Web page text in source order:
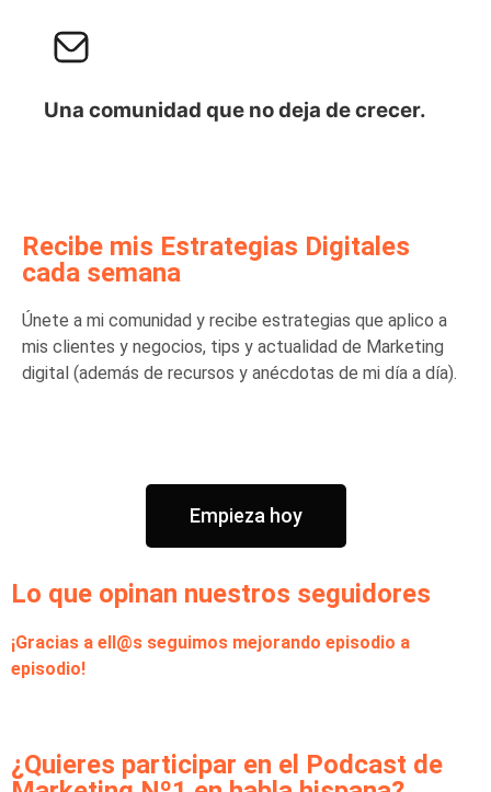
Una comunidad que no deja de crecer.
Recibe mis Estrategias Digitales
cada semana
Únete a mi comunidad y recibe estrategias que aplico a
mis clientes y negocios, tips y actualidad de Marketing
digital (además de recursos y anécdotas de mi día a día).
Empieza hoy
Lo que opinan nuestros seguidores
¡Gracias a ell@s seguimos mejorando episodio a
episodio!
¿Quieres participar en el Podcast de